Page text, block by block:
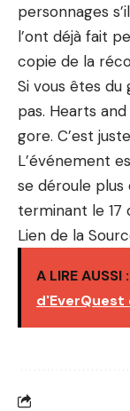
personnages
l’ont déjà fait
copie de la
Si vous êtes du
pas. Hearts
gore. C’est
L’événement
se déroule plus
terminant le 17
Lien de la
A LIRE AUSSI :